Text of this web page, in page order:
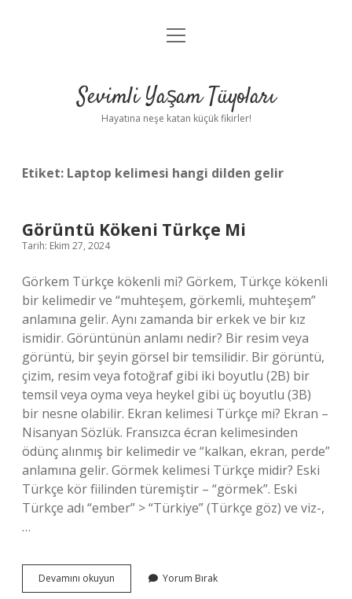
Anasayfa
Yasal Uyarı
menüyü
Sevimli Yaşam Tüyoları
Hayatına neşe katan küçük fikirler!
Etiket: Laptop kelimesi hangi dilden gelir
Görüntü Kökeni Türkçe Mi
Tarih: Ekim 27, 2024
Görkem Türkçe kökenli mi? Görkem, Türkçe kökenli
bir kelimedir ve “muhteşem, görkemli, muhteşem”
anlamına gelir. Aynı zamanda bir erkek ve bir kız
ismidir. Görüntünün anlamı nedir? Bir resim veya
görüntü, bir şeyin görsel bir temsilidir. Bir görüntü,
çizim, resim veya fotoğraf gibi iki boyutlu (2B) bir
temsil veya oyma veya heykel gibi üç boyutlu (3B)
bir nesne olabilir. Ekran kelimesi Türkçe mi? Ekran –
Nisanyan Sözlük. Fransızca écran kelimesinden
ödünç alınmış bir kelimedir ve “kalkan, ekran, perde”
anlamına gelir. Görmek kelimesi Türkçe midir? Eski
Türkçe kör fiilinden türemiştir – “görmek”. Eski
Türkçe adı “ember” > “Türkiye” (Türkçe göz) ve viz-,
…
Devamını okuyun Görüntü
Kökeni
Yorum Bırak